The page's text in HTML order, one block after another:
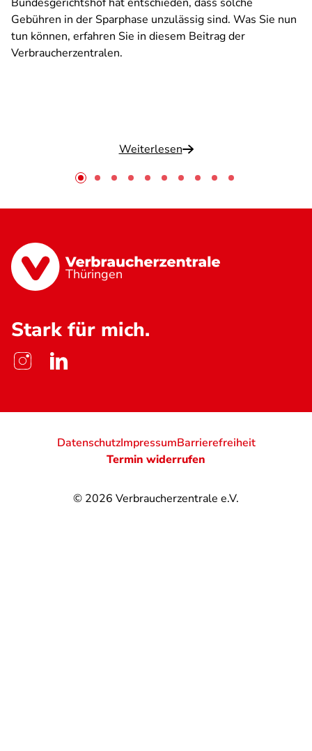
Gebühren in der Sparphase unzulässig sind. Was Sie nun
tun können, erfahren Sie in diesem Beitrag der
Verbraucherzentralen.
Weiterlesen
Thüringen
Stark für mich.
© 2026 Verbraucherzentrale e.V.
DatenschutzImpressumBarrierefreiheit
Termin widerrufen